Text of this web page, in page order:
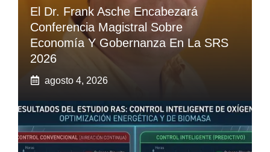
El Dr. Frank Asche Encabezará
Conferencia Magistral Sobre
Economía Y Gobernanza En La SRS
2026
agosto 4, 2026